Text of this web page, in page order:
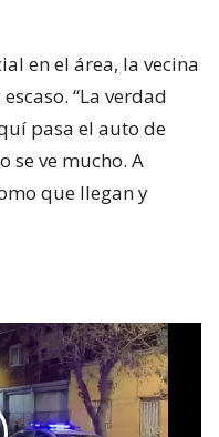
en el área, la vecina
“La verdad
pasa el auto de
se ve mucho. A
que llegan y